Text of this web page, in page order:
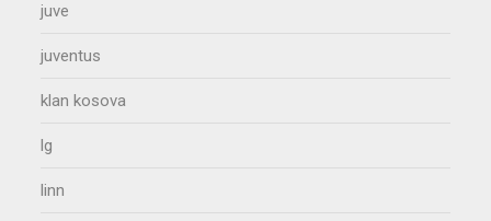
juve
juventus
klan kosova
lg
linn